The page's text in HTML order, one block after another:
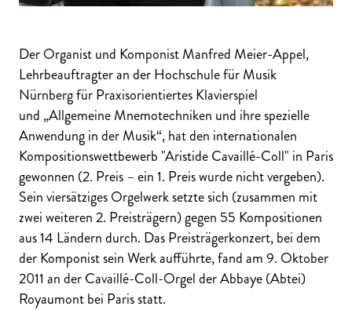
Der Organist und Komponist Manfred Meier-Appel,
Lehrbeauftragter an der Hochschule für Musik
Nürnberg für Praxisorientiertes Klavierspiel
und „Allgemeine Mnemotechniken und ihre spezielle
Anwendung in der Musik“, hat den internationalen
Kompositionswettbewerb "Aristide Cavaillé-Coll" in Paris
gewonnen (2. Preis – ein 1. Preis wurde nicht vergeben).
Sein viersätziges Orgelwerk setzte sich (zusammen mit
zwei weiteren 2. Preisträgern) gegen 55 Kompositionen
aus 14 Ländern durch. Das Preisträgerkonzert, bei dem
der Komponist sein Werk aufführte, fand am 9. Oktober
2011 an der Cavaillé-Coll-Orgel der Abbaye (Abtei)
Royaumont bei Paris statt.